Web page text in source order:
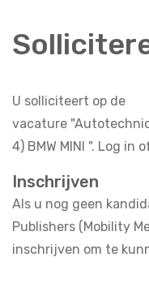
U solliciteert op de
vacature
4) BMW MINI ". Log
Inschrijven
Als u nog geen
Publishers (Mobility
inschrijven om te